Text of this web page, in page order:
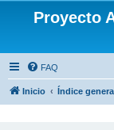
Proyecto
FAQ
Inicio Índice